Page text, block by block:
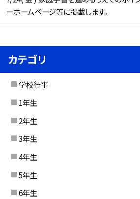
ーホームページ等に掲載します。
カテゴリ
学校行事
1年生
2年生
3年生
4年生
5年生
6年生